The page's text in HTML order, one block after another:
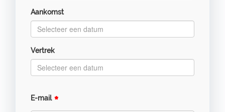
Aankomst
Vertrek
E-mail *